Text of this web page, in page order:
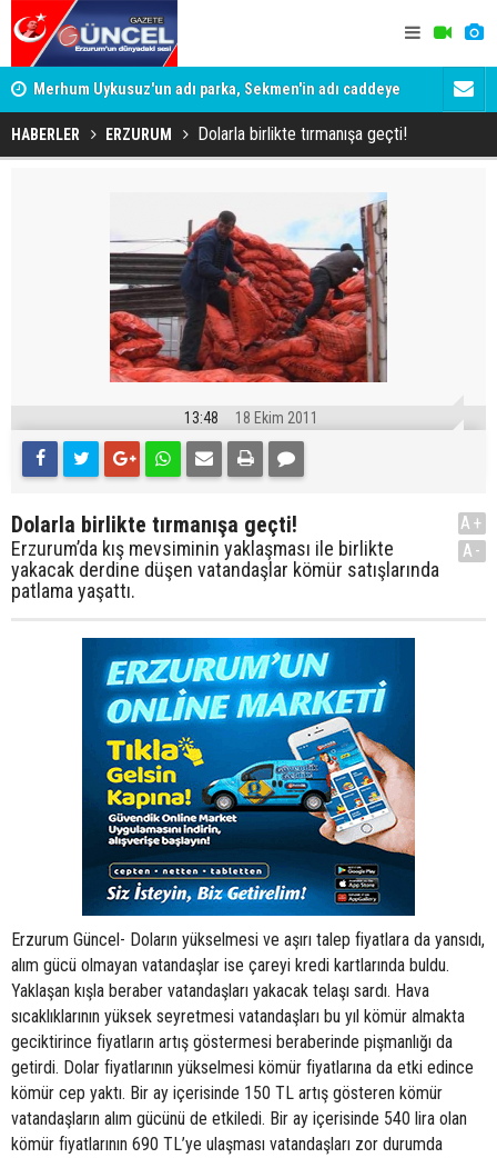
Merhum Uykusuz'un adı parka, Sekmen'in adı caddeye
verildi
HABERLER ERZURUM Dolarla birlikte tırmanışa geçti!
13:48 18 Ekim 2011
Dolarla birlikte tırmanışa geçti!
Erzurum’da kış mevsiminin yaklaşması ile birlikte
yakacak derdine düşen vatandaşlar kömür satışlarında
patlama yaşattı.
A+
A-
Erzurum Güncel- Doların yükselmesi ve aşırı talep fiyatlara da yansıdı,
alım gücü olmayan vatandaşlar ise çareyi kredi kartlarında buldu.
Yaklaşan kışla beraber vatandaşları yakacak telaşı sardı. Hava
sıcaklıklarının yüksek seyretmesi vatandaşları bu yıl kömür almakta
geciktirince fiyatların artış göstermesi beraberinde pişmanlığı da
getirdi. Dolar fiyatlarının yükselmesi kömür fiyatlarına da etki edince
kömür cep yaktı. Bir ay içerisinde 150 TL artış gösteren kömür
vatandaşların alım gücünü de etkiledi. Bir ay içerisinde 540 lira olan
kömür fiyatlarının 690 TL’ye ulaşması vatandaşları zor durumda